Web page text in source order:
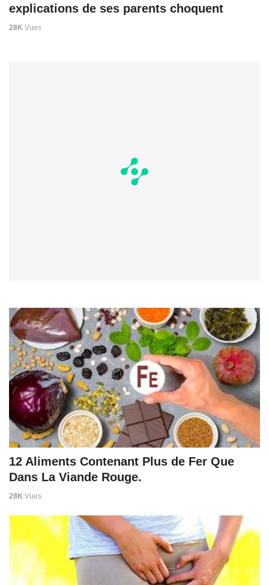
explications de ses parents choquent
28K Vues
12 Aliments Contenant Plus de Fer Que
Dans La Viande Rouge.
28K Vues